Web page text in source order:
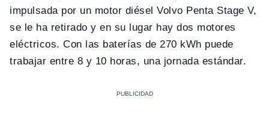
impulsada por un motor diésel Volvo Penta Stage V,
se le ha retirado y en su lugar hay dos motores
eléctricos. Con las baterías de 270 kWh puede
trabajar entre 8 y 10 horas, una jornada estándar.